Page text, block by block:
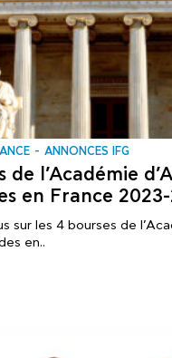
ANNONCES IFG
de l’Académie
en France
sur les 4 bourses de
en..